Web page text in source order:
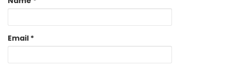
Email *